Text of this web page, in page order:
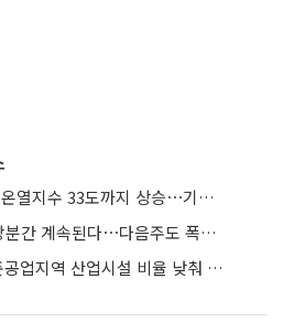
탄소 감축 없으면 여름 온열지수 33도까지 상승⋯기상청, 2100년 미래전망
기약 없는 '극한더위' 당분간 계속된다⋯다음주도 폭염·열대야 지속
김용범 만난 오세훈 "준공업지역 산업시설 비율 낮춰 공급 늘려야"